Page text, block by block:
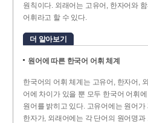
원칙이다. 외래어는 고유어, 한자어와
어휘라고 할 수 있다.
더 알아보기
원어에 따른 한국어 어휘 체계
한국어의 어휘 체계는 고유어, 한자어,
어에 차이가 있을 뿐 모두 한국어 어휘
원어를 밝히고 있다. 고유어에는 원어
한자가, 외래어에는 각 단어의 원어명